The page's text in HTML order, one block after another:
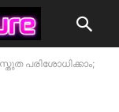
പരിശോധിക്കാം;